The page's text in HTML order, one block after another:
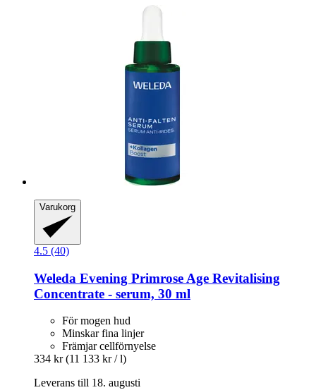
Varukorg
4.5 (40)
Weleda Evening Primrose Age Revitalising
Concentrate -​ serum, 30 ml
För mogen hud
Minskar fina linjer
Främjar cellförnyelse
334 kr (11 133 kr / l)
Leverans till 18. augusti